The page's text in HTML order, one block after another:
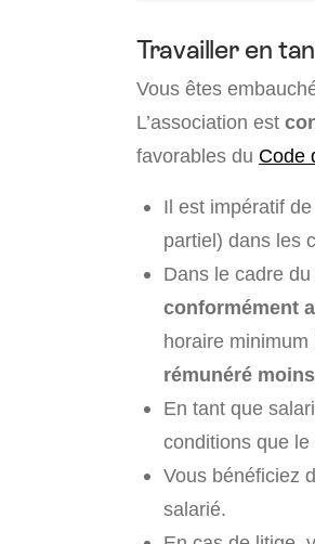
Travailler en
Vous êtes
L’association est
favorables du Code
Il est impératif
partiel) dans les
Dans le cadre du
conformément
horaire
rémunéré
En tant que
conditions que
Vous bénéficiez
salarié.